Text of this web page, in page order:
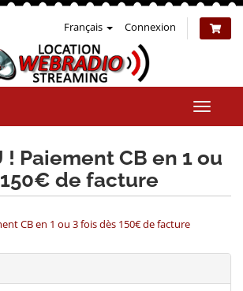
Français Connexion
la
! Paiement CB en 1 ou
de facture
CB en 1 ou 3 fois dès 150€ de facture